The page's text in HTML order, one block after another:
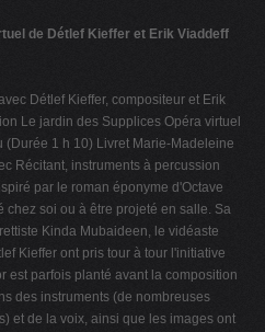
de Détlef Kieffer et Erik Viaddeff
Détlef Kieffer, compositeur et Erik
Le jardin des Supplices Opéra virtuel
(Durée 1 h 10) Livret Marie-Madeleine
Récitant, instruments à percussion
par le roman éponyme d'Octave
chez soi ou à être projeté en salle. Sa
Kinda Mubaideen, le vidéaste
Kieffer ont pris tour à tour l'initiative
est parfois planté avant la composition
des instruments (de nombreuses
et de la voix, ainsi que les images ont